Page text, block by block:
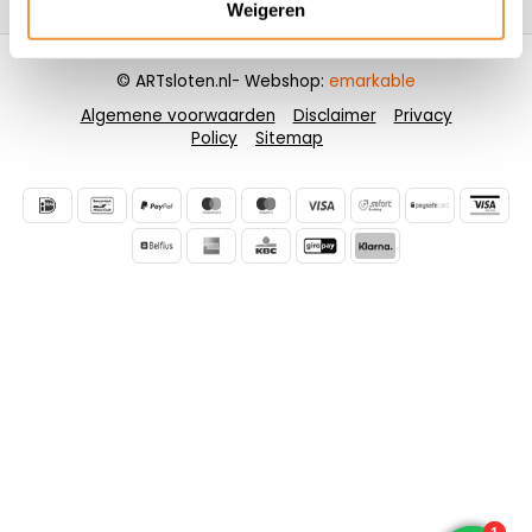
Weigeren
Algemene voorwaarden Disclaimer
Privacy
Policy
Sitemap
© ARTsloten.nl- Webshop: emarkable